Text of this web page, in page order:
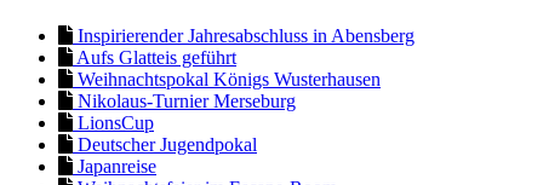
Inspirierender Jahresabschluss in Abensberg
Aufs Glatteis geführt
Weihnachtspokal Königs Wusterhausen
Nikolaus-Turnier Merseburg
LionsCup
Deutscher Jugendpokal
Japanreise